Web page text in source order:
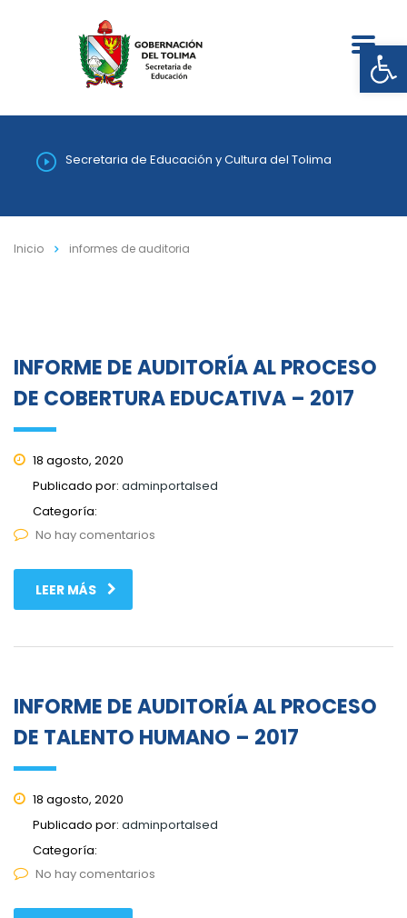
Secretaria de Educación y Cultura del Tolima
Inicio informes de auditoria
INFORME DE AUDITORÍA AL PROCESO
DE COBERTURA EDUCATIVA – 2017
18 agosto, 2020
Publicado por: adminportalsed
Categoría:
No hay comentarios
LEER MÁS
INFORME DE AUDITORÍA AL PROCESO
DE TALENTO HUMANO – 2017
18 agosto, 2020
Publicado por: adminportalsed
Categoría:
No hay comentarios